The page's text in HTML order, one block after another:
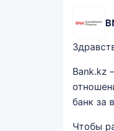
Bank.kz
банк за
Чтобы